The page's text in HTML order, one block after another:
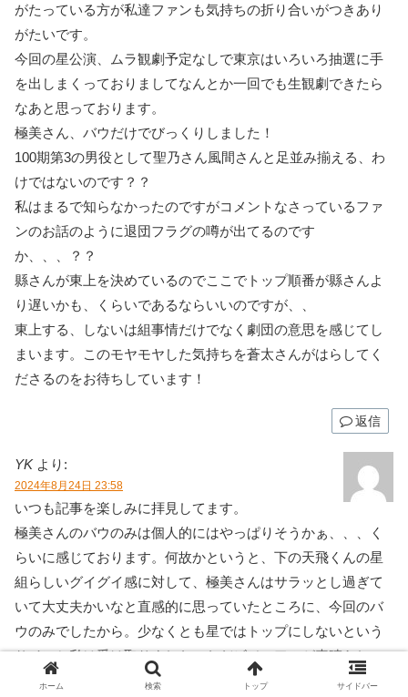
がたっている方が私達ファンも気持ちの折り合いがつきあり
がたいです。
今回の星公演、ムラ観劇予定なしで東京はいろいろ抽選に手
を出しまくっておりましてなんとか一回でも生観劇できたら
なあと思っております。
極美さん、バウだけでびっくりしました！
100期第3の男役として聖乃さん風間さんと足並み揃える、わ
けではないのです？？
私はまるで知らなかったのですがコメントなさっているファ
ンのお話のように退団フラグの噂が出てるのです
か、、、？？
縣さんが東上を決めているのでここでトップ順番が縣さんよ
り遅いかも、くらいであるならいいのですが、、
東上する、しないは組事情だけでなく劇団の意思を感じてし
まいます。このモヤモヤした気持ちを蒼太さんがはらしてく
ださるのをお待ちしています！
返信
YK より:
2024年8月24日 23:58
いつも記事を楽しみに拝見してます。
極美さんのバウのみは個人的にはやっぱりそうかぁ、、、く
らいに感じております。何故かというと、下の天飛くんの星
組らしいグイグイ感に対して、極美さんはサラッとし過ぎて
いて大丈夫かいなと直感的に思っていたところに、今回のバ
ウのみでしたから。少なくとも星ではトップにしないという
サインと私は受け取りました。ただビジュアルが素晴らしい
のと、穏やかな方なので、宙が落ち着いたら桜木みなとの２
ホーム 検索 トップ サイドバー